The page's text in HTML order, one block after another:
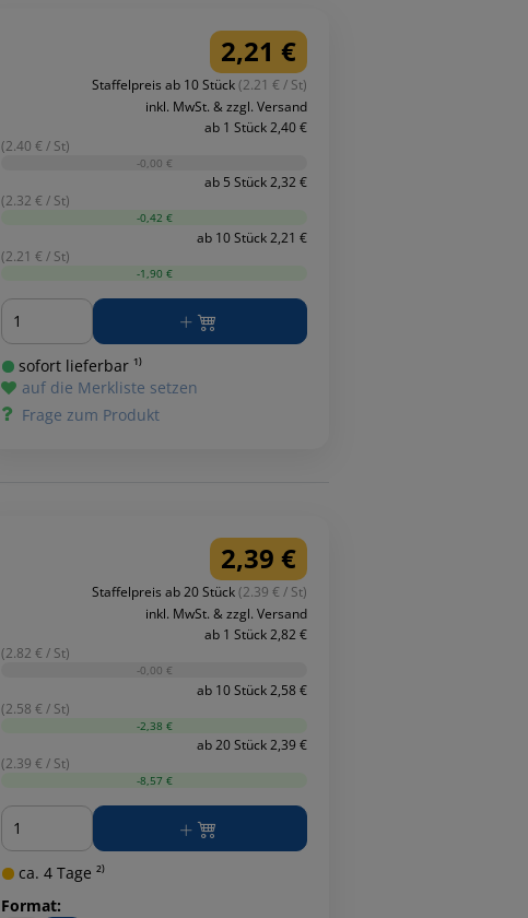
2,21 €
Staffelpreis ab 10 Stück(2.21 € / St)
inkl. MwSt. & zzgl. Versand
ab 1 Stück 2,40 €
(2.40 € / St)
-0,00 €
ab 5 Stück 2,32 €
(2.32 € / St)
-0,42 €
ab 10 Stück 2,21 €
(2.21 € / St)
-1,90 €
Menge
sofort lieferbar ¹⁾
auf die Merkliste setzen
Frage zum Produkt
2,39 €
Staffelpreis ab 20 Stück(2.39 € / St)
inkl. MwSt. & zzgl. Versand
ab 1 Stück 2,82 €
(2.82 € / St)
-0,00 €
ab 10 Stück 2,58 €
(2.58 € / St)
-2,38 €
ab 20 Stück 2,39 €
(2.39 € / St)
-8,57 €
Menge
ca. 4 Tage ²⁾
Format: